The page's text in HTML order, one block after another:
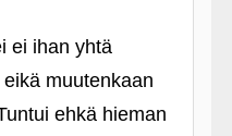
ei ihan yhtä
muutenkaan
ehkä hieman